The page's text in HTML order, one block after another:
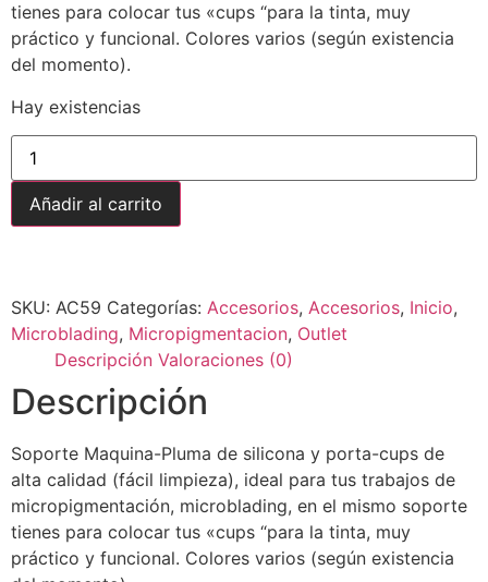
tienes para colocar tus «cups “para la tinta, muy
práctico y funcional. Colores varios (según existencia
del momento).
Hay existencias
Añadir al carrito
SKU: AC59 Categorías: Accesorios, Accesorios, Inicio,
Microblading, Micropigmentacion, Outlet
Descripción Valoraciones (0)
Descripción
Soporte Maquina-Pluma de silicona y porta-cups de
alta calidad (fácil limpieza), ideal para tus trabajos de
micropigmentación, microblading, en el mismo soporte
tienes para colocar tus «cups “para la tinta, muy
práctico y funcional. Colores varios (según existencia